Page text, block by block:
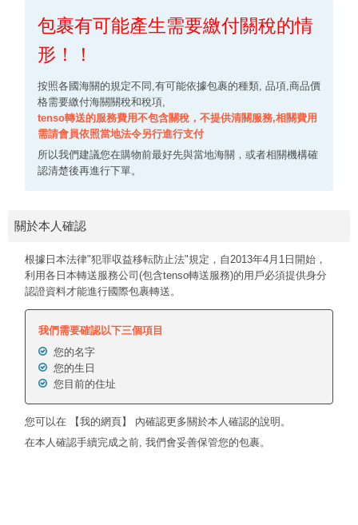
包裹有可能產生需要繳付關稅的情
形！！
按照各國海關的規定不同,有可能依據包裹的種類, 品項,商品價
格需要繳付海關關稅和稅項,
tenso轉送的服務費用不包含關稅，不提供清關服務,相關費用
需請會員依照當地法令另行進行支付
所以我們建議您在購物前最好先與當地海關，或者相關機構確
認清楚後再進行下單。
關於本人確認
根據日本法律"犯罪収益移転防止法"規定，自2013年4月1日開始，
利用各日本轉送服務公司(包含tenso轉送服務)的用戶必須提供身分
認證資料才能進行國際包裹轉送。
我們需要確認以下三個項目
您的名字
您的生日
您目前的住址
您可以在 【我的網頁】 內確認更多關於本人確認的說明。
在本人確認手續完成之前, 我們會妥善保管您的包裹。